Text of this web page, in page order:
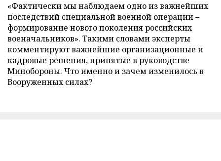
«Фактически мы наблюдаем одно из важнейших
последствий специальной военной операции –
формирование нового поколения российских
военачальников». Такими словами эксперты
комментируют важнейшие организационные и
кадровые решения, принятые в руководстве
Минобороны. Что именно и зачем изменилось в
Вооруженных силах?